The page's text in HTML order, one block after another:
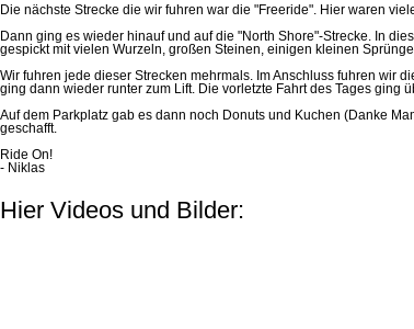
Die nächste Strecke die wir fuhren war die "Freeride". Hier waren
Dann ging es wieder hinauf und auf die "North Shore"-Strecke. In
gespickt mit vielen Wurzeln, großen Steinen, einigen kleinen
Wir fuhren jede dieser Strecken mehrmals. Im Anschluss fuhren wir
ging dann wieder runter zum Lift. Die vorletzte Fahrt des Tages ging
Auf dem Parkplatz gab es dann noch Donuts und Kuchen (Danke
geschafft.
Ride On!
- Niklas
Hier Videos und Bilder: